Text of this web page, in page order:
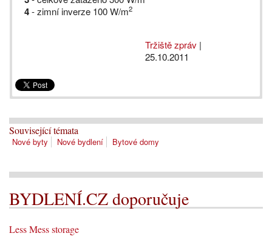
4- zimní inverze 100 W/m2
Tržiště zpráv |
25.10.2011
Související témata
Nové byty Nové bydlení Bytové domy
BYDLENÍ.CZ doporučuje
Less Mess storage